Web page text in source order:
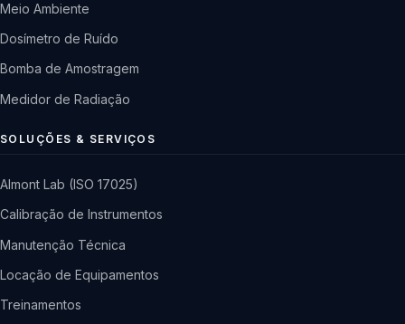
Meio Ambiente
Dosímetro de Ruído
Bomba de Amostragem
Medidor de Radiação
SOLUÇÕES & SERVIÇOS
Almont Lab (ISO 17025)
Calibração de Instrumentos
Manutenção Técnica
Locação de Equipamentos
Treinamentos